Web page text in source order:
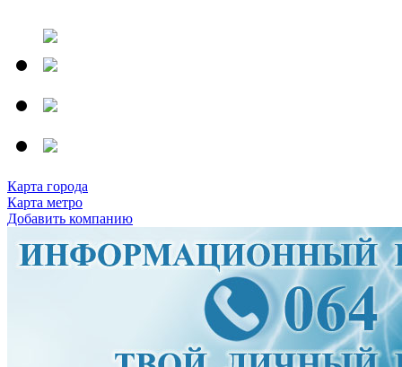
Карта города
Карта метро
Добавить компанию